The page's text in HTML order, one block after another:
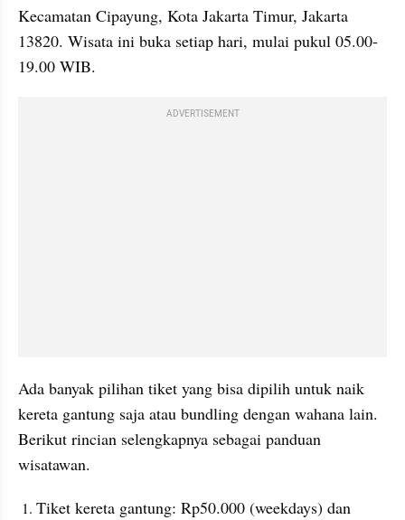
Kecamatan Cipayung, Kota Jakarta Timur, Jakarta
13820. Wisata ini buka setiap hari, mulai pukul 05.00-
19.00 WIB.
ADVERTISEMENT
Ada banyak pilihan tiket yang bisa dipilih untuk naik
kereta gantung saja atau bundling dengan wahana lain.
Berikut rincian selengkapnya sebagai panduan
wisatawan.
Tiket kereta gantung: Rp50.000 (weekdays) dan